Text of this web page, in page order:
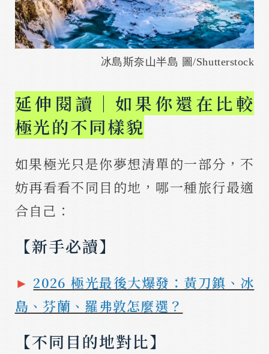
冰島斯奈山半島 圖/Shutterstock
延伸閱讀｜如果你還在比較
極光的不同樣貌
如果極光只是你夢想清單的一部分，不
妨再看看不同目的地，哪一種旅行最適
合自己：
【新手必讀】
► 2026 極光最後大爆發：黃刀鎮、冰
島、芬蘭、羅弗敦怎麼選？
【不同目的地對比】